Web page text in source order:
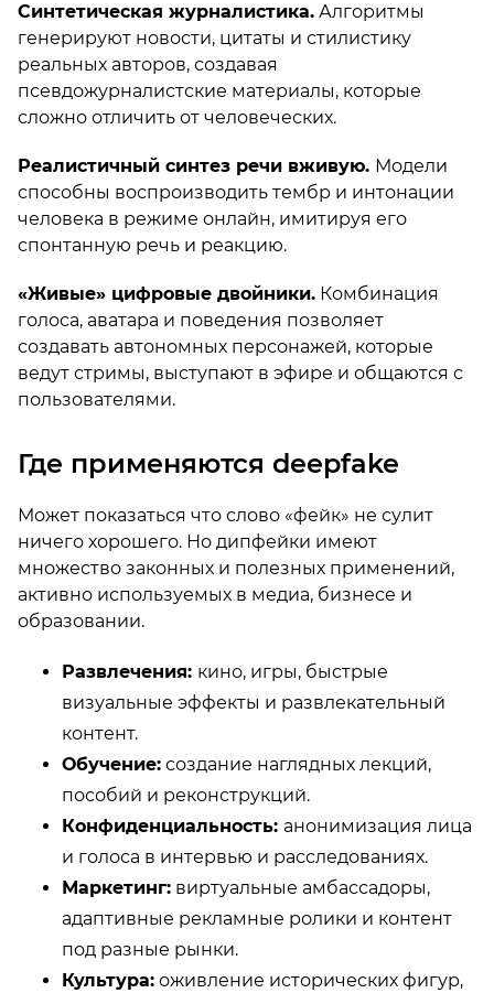
Синтетическая журналистика. Алгоритмы
генерируют новости, цитаты и стилистику
реальных авторов, создавая
псевдожурналистские материалы, которые
сложно отличить от человеческих.
Реалистичный синтез речи вживую. Модели
способны воспроизводить тембр и интонации
человека в режиме онлайн, имитируя его
спонтанную речь и реакцию.
«Живые» цифровые двойники. Комбинация
голоса, аватара и поведения позволяет
создавать автономных персонажей, которые
ведут стримы, выступают в эфире и общаются с
пользователями.
Где применяются deepfake
Может показаться что слово «фейк» не сулит
ничего хорошего. Но дипфейки имеют
множество законных и полезных применений,
активно используемых в медиа, бизнесе и
образовании.
Развлечения: кино, игры, быстрые
визуальные эффекты и развлекательный
контент.
Обучение: создание наглядных лекций,
пособий и реконструкций.
Конфиденциальность: анонимизация лица
и голоса в интервью и расследованиях.
Маркетинг: виртуальные амбассадоры,
адаптивные рекламные ролики и контент
под разные рынки.
Культура: оживление исторических фигур,